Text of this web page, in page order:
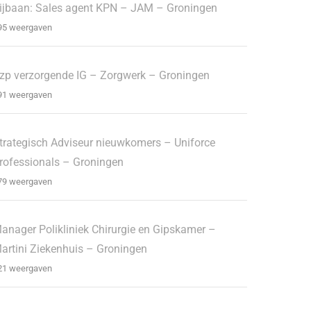
Sales agent KPN – JAM – Groningen
weergaven
verzorgende IG – Zorgwerk – Groningen
weergaven
Adviseur nieuwkomers – Uniforce
– Groningen
weergaven
Polikliniek Chirurgie en Gipskamer –
Ziekenhuis – Groningen
weergaven